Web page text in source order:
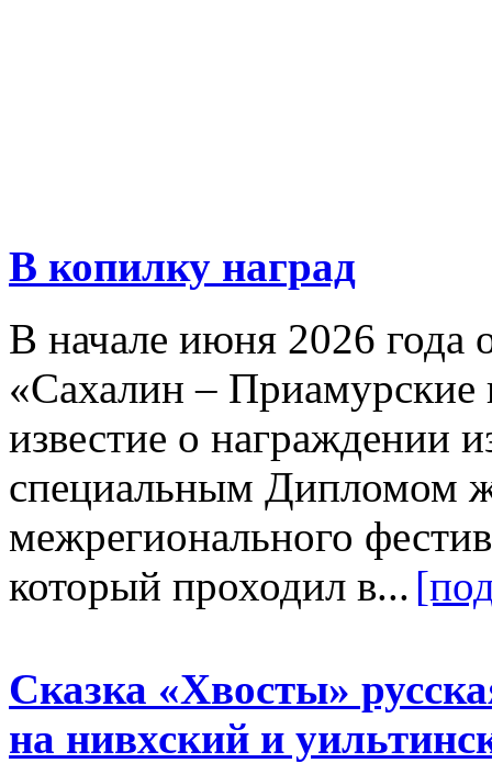
В копилку наград
В начале июня 2026 года
«Сахалин – Приамурские
известие о награждении
специальным Дипломом
межрегионального
который проходил в...
Сказка «Хвосты»
на нивхский и